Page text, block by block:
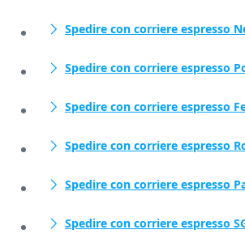
Spedire con corriere espresso
Spedire con corriere espresso
Spedire con corriere espresso
Spedire con corriere espresso
Spedire con corriere espresso
Spedire con corriere espresso